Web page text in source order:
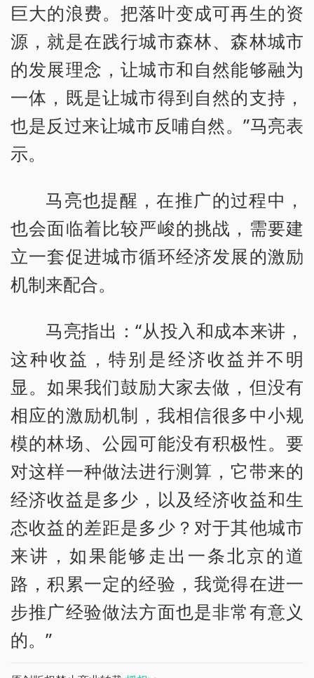
巨大的浪费。把落叶变成可再生的资
源，就是在践行城市森林、森林城市
的发展理念，让城市和自然能够融为
一体，既是让城市得到自然的支持，
也是反过来让城市反哺自然。”马亮表
示。
马亮也提醒，在推广的过程中，
也会面临着比较严峻的挑战，需要建
立一套促进城市循环经济发展的激励
机制来配合。
马亮指出：“从投入和成本来讲，
这种收益，特别是经济收益并不明
显。如果我们鼓励大家去做，但没有
相应的激励机制，我相信很多中小规
模的林场、公园可能没有积极性。要
对这样一种做法进行测算，它带来的
经济收益是多少，以及经济收益和生
态收益的差距是多少？对于其他城市
来讲，如果能够走出一条北京的道
路，积累一定的经验，我觉得在进一
步推广经验做法方面也是非常有意义
的。”